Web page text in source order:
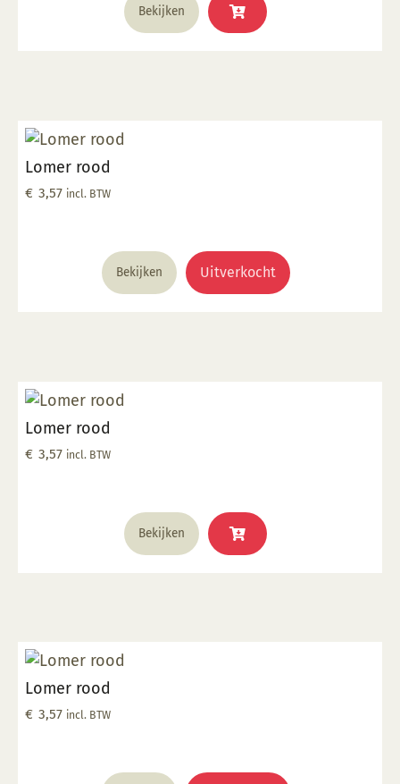
Bekijken
Lomer rood
€ 3,57 incl. BTW
Bekijken Uitverkocht
Lomer rood
€ 3,57 incl. BTW
Bekijken
Lomer rood
€ 3,57 incl. BTW